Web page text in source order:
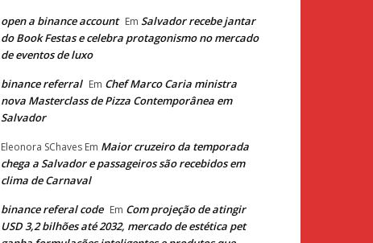
open a binance account Em Salvador recebe jantar
do Book Festas e celebra protagonismo no mercado
de eventos de luxo
binance referral Em Chef Marco Caria ministra
nova Masterclass de Pizza Contemporânea em
Salvador
Eleonora SChaves Em Maior cruzeiro da temporada
chega a Salvador e passageiros são recebidos em
clima de Carnaval
binance referal code Em Com projeção de atingir
USD 3,2 bilhões até 2032, mercado de estética pet